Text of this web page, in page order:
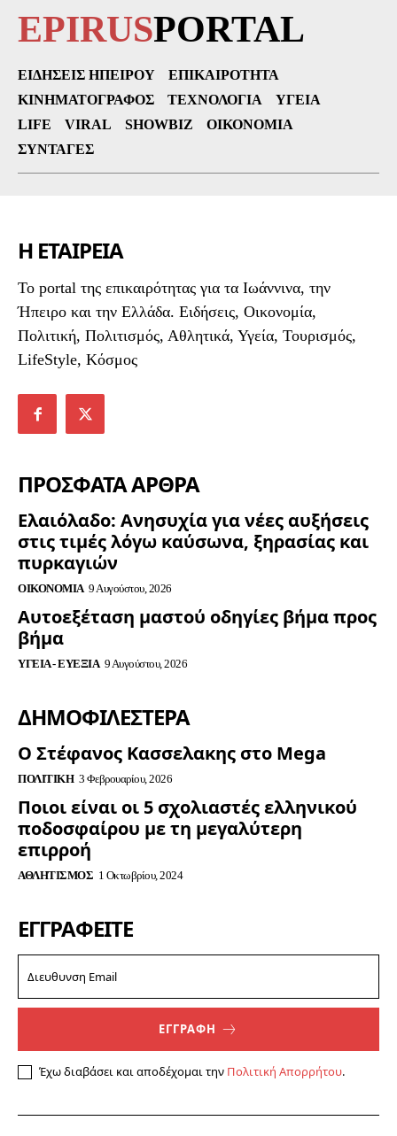
EPIRUSPORTAL
ΕΙΔΉΣΕΙΣ ΗΠΕΊΡΟΥ
ΕΠΙΚΑΙΡΌΤΗΤΑ
ΚΙΝΗΜΑΤΟΓΡΆΦΟΣ
ΤΕΧΝΟΛΟΓΊΑ
ΥΓΕΊΑ
LIFE
VIRAL SHOWBIZ
ΟΙΚΟΝΟΜΊΑ
ΣΥΝΤΑΓΈΣ
Η ΕΤΑΙΡΕΙΑ
To portal της επικαιρότητας για τα Ιωάννινα, την
Ήπειρο και την Ελλάδα. Ειδήσεις, Οικονομία,
Πολιτική, Πολιτισμός, Αθλητικά, Υγεία, Τουρισμός,
LifeStyle, Κόσμος
ΠΡΟΣΦΑΤΑ ΑΡΘΡΑ
Ελαιόλαδο: Ανησυχία για νέες αυξήσεις
στις τιμές λόγω καύσωνα, ξηρασίας και
πυρκαγιών
ΟΙΚΟΝΟΜΊΑ 9 Αυγούστου, 2026
Αυτοεξέταση μαστού οδηγίες βήμα προς
βήμα
ΥΓΕΊΑ - ΕΥΕΞΊΑ 9 Αυγούστου, 2026
ΔΗΜΟΦΙΛΈΣΤΕΡΑ
Ο Στέφανος Κασσελακης στο Mega
ΠΟΛΙΤΙΚΉ 3 Φεβρουαρίου, 2026
Ποιοι είναι οι 5 σχολιαστές ελληνικού
ποδοσφαίρου με τη μεγαλύτερη
επιρροή
ΑΘΛΗΤΙΣΜΌΣ 1 Οκτωβρίου, 2024
ΕΓΓΡΑΦΕΊΤΕ
ΕΓΓΡΑΦΗ
Έχω διαβάσει και αποδέχομαι την Πολιτική Απορρήτου.